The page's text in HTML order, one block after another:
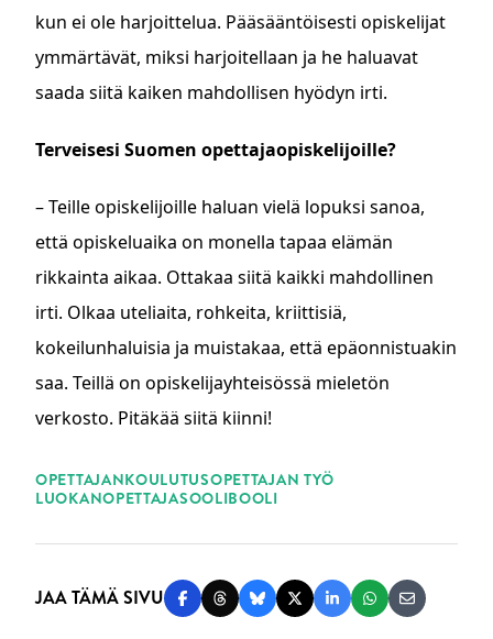
kun ei ole harjoittelua. Pääsääntöisesti opiskelijat
ymmärtävät, miksi harjoitellaan ja he haluavat
saada siitä kaiken mahdollisen hyödyn irti.
Terveisesi Suomen opettajaopiskelijoille?
– Teille opiskelijoille haluan vielä lopuksi sanoa,
että opiskeluaika on monella tapaa elämän
rikkainta aikaa. Ottakaa siitä kaikki mahdollinen
irti. Olkaa uteliaita, rohkeita, kriittisiä,
kokeilunhaluisia ja muistakaa, että epäonnistuakin
saa. Teillä on opiskelijayhteisössä mieletön
verkosto. Pitäkää siitä kiinni!
OPETTAJANKOULUTUSOPETTAJAN TYÖ
LUOKANOPETTAJASOOLIBOOLI
JAA TÄMÄ SIVU Jaa Facebookissa
Jaa Threadsissa
Jaa Blueskyssä
Jaa Twitterissä
Jaa LinkedInissä
Jaa Jaa